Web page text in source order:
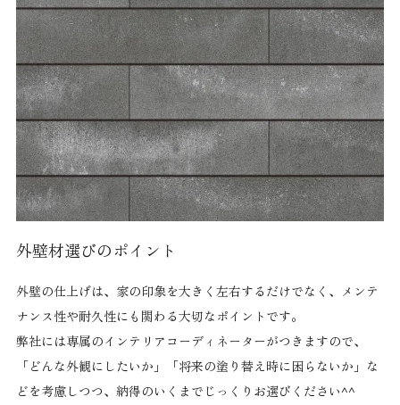
外壁材選びのポイント
外壁の仕上げは、家の印象を大きく左右するだけでなく、メンテ
ナンス性や耐久性にも関わる大切なポイントです。
弊社には専属のインテリアコーディネーターがつきますので、
「どんな外観にしたいか」「将来の塗り替え時に困らないか」な
どを考慮しつつ、納得のいくまでじっくりお選びください^^